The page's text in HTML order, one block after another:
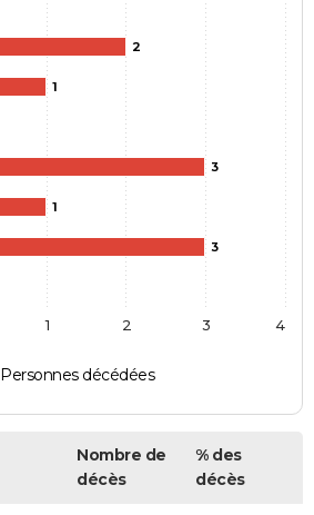
2
1
3
1
3
Personnes décédées
1 2 3 4
Nombre de
décès
% des
décès